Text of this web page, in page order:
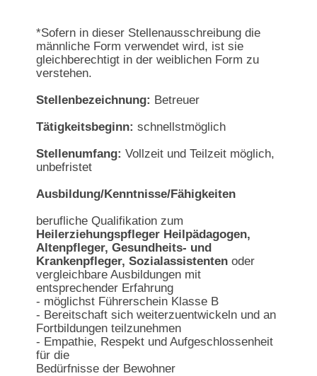
*Sofern in dieser Stellenausschreibung die
männliche Form verwendet wird, ist sie
gleichberechtigt in der weiblichen Form zu
verstehen.
Stellenbezeichnung: Betreuer
Tätigkeitsbeginn: schnellstmöglich
Stellenumfang: Vollzeit und Teilzeit möglich,
unbefristet
Ausbildung/Kenntnisse/Fähigkeiten
berufliche Qualifikation zum
Heilerziehungspfleger Heilpädagogen,
Altenpfleger, Gesundheits- und
Krankenpfleger, Sozialassistentenoder
vergleichbare Ausbildungen mit
entsprechender Erfahrung
- möglichst Führerschein Klasse B
- Bereitschaft sich weiterzuentwickeln und an
Fortbildungen teilzunehmen
- Empathie, Respekt und Aufgeschlossenheit
für die
Bedürfnisse der Bewohner